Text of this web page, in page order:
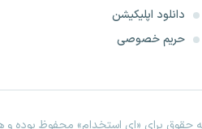
دانلود اپلیکیشن
حریم خصوصی
حقوق برای «ای استخدام» محفوظ بوده و